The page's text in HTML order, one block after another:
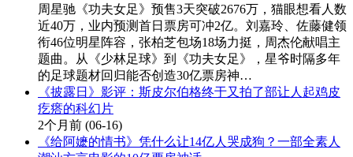
周星驰《功夫女足》预售3天突破2676万，猫眼想看人数
近40万，业内预测首日票房可冲2亿。刘嘉玲、佐藤健领
衔46位明星阵容，张柏芝包场18场力挺，周杰伦献唱主
题曲。从《少林足球》到《功夫女足》，星爷时隔多年
的足球题材回归能否创造30亿票房神…
《披露日》影评：斯皮尔伯格终于又拍了部让人起鸡皮
疙瘩的科幻片
2个月前 (06-16)
《给阿嬷的情书》凭什么让14亿人哭成狗？一部全素人